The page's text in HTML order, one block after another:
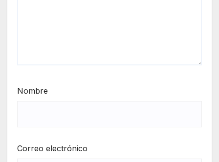
Nombre
Correo electrónico